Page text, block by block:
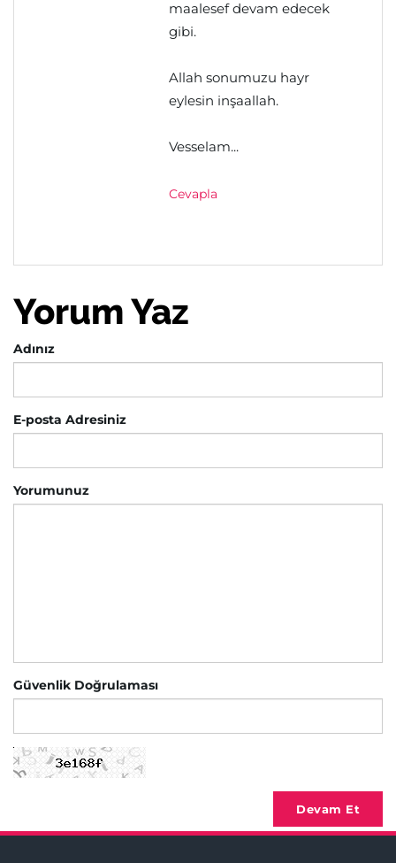
maalesef devam edecek
gibi.
Allah sonumuzu hayr
eylesin inşaallah.
Vesselam...
Cevapla
Yorum Yaz
Adınız
E-posta Adresiniz
Yorumunuz
Güvenlik Doğrulaması
Devam Et